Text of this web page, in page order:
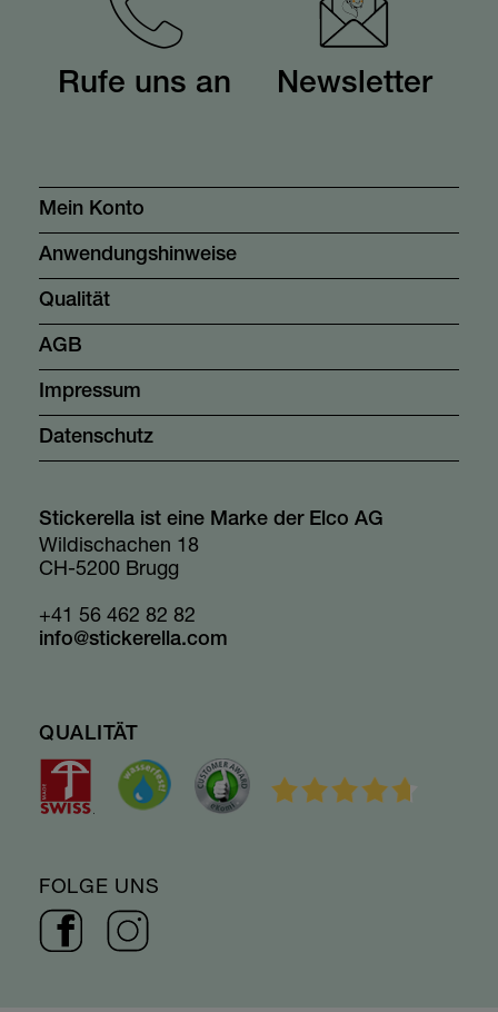
Rufe uns an Newsletter
Mein Konto
Anwendungshinweise
Qualität
AGB
Impressum
Datenschutz
Stickerella ist eine Marke der Elco AG
Wildischachen 18
CH-5200 Brugg
+41 56 462 82 82
info@stickerella.com
QUALITÄT
FOLGE UNS